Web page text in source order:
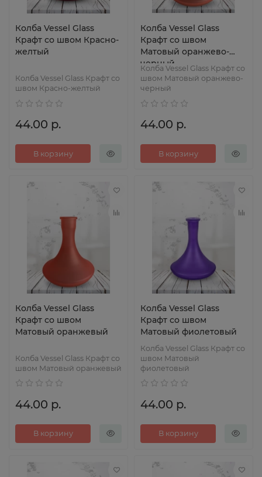
Колба Vessel Glass
Крафт со швом Красно-
желтый
Колба Vessel Glass Крафт со
швом Красно-желтый
44.00 р.
В корзину
Колба Vessel Glass
Крафт со швом
Матовый оранжево-
черный
Колба Vessel Glass Крафт со
швом Матовый оранжево-
черный
44.00 р.
В корзину
Колба Vessel Glass
Крафт со швом
Матовый оранжевый
Колба Vessel Glass Крафт со
швом Матовый оранжевый
44.00 р.
В корзину
Колба Vessel Glass
Крафт со швом
Матовый фиолетовый
Колба Vessel Glass Крафт со
швом Матовый
фиолетовый
44.00 р.
В корзину